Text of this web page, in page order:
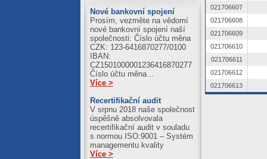
021706607
021706608
021706609
021706610
021706611
021706612
021706613
Al = 411.21
Cu = 1245.59
Nové bankovní spojení
Prosím, vezměte na vědomí
nové bankovní spojení naší
společnosti: Číslo účtu měna
CZK: 123-6416870277/0100
IBAN:
CZ1501000001236416870277
Číslo účtu měna...
Více >
Recertifikační audit
V srpnu 2018 naše společnost
úspěšně absolvovala
recertifikační audit v souladu
s normou ISO:9001 – Systém
managementu kvality
Více >